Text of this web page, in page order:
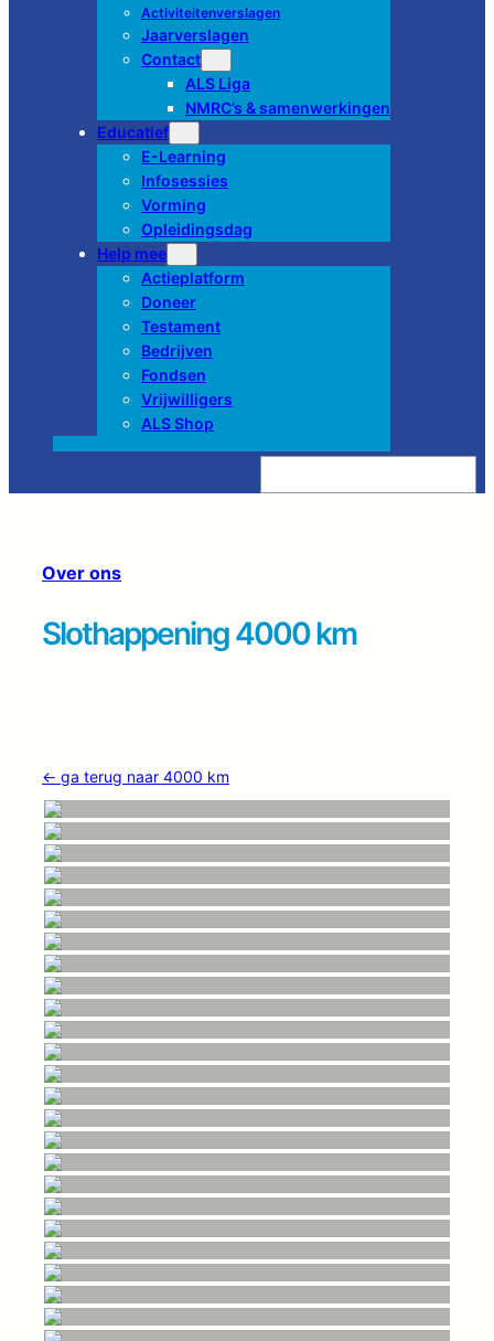
Activiteitenverslagen
Jaarverslagen
Contact
ALS Liga
NMRC’s & samenwerkingen
Educatief
E-Learning
Infosessies
Vorming
Opleidingsdag
Help mee
Actieplatform
Doneer
Testament
Bedrijven
Fondsen
Vrijwilligers
ALS Shop
Z
e
Over ons
Slothappening 4000 km
← ga terug naar 4000 km